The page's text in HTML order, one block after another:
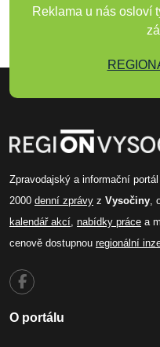
Reklama u nás osloví
Zpravodajský a informační
2000 denní zprávy z Vysočiny ,
kalendář akcí nabídky práce a
cenově dostupnou regionální
O portálu